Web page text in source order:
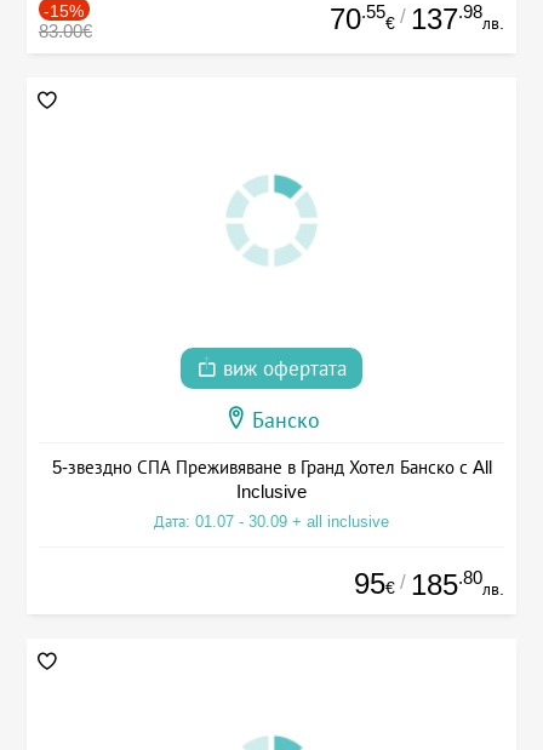
-15%
83.00€ 70.55
€ / 137.98
лв.
виж офертата
Банско
5-звездно СПА Преживяване в Гранд Хотел Банско с All
Inclusive
Дата: 01.07 - 30.09 + all inclusive
95€ / 185.80
лв.